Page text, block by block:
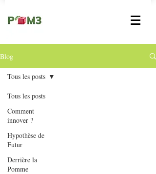
Blog
Tous les posts
Comment
innover ?
Hypothèse de
Futur
Derrière la
Pomme
Tous les posts